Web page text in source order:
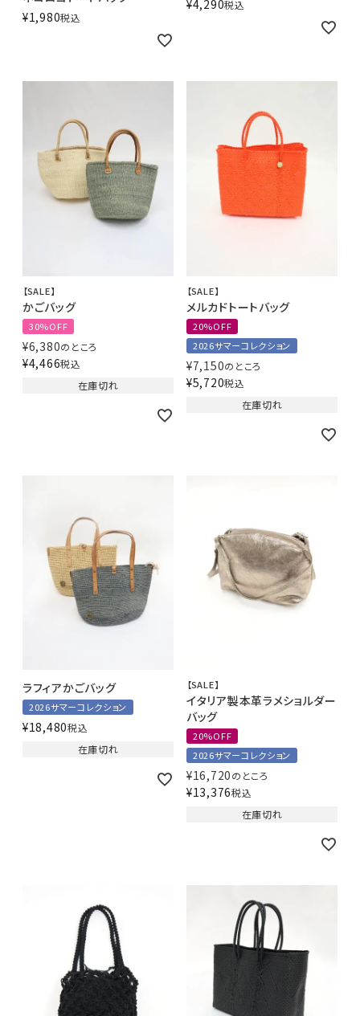
¥1,980税込
¥4,290税込
【SALE】
かごバッグ
30%OFF
¥6,380のところ
¥4,466税込
在庫切れ
【SALE】
メルカドトートバッグ
20%OFF
2026サマーコレクション
¥7,150のところ
¥5,720税込
在庫切れ
ラフィアかごバッグ
2026サマーコレクション
¥18,480税込
在庫切れ
【SALE】
イタリア製本革ラメショルダー
バッグ
20%OFF
2026サマーコレクション
¥16,720のところ
¥13,376税込
在庫切れ